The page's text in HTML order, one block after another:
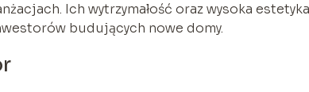
Ich wytrzymałość oraz wysoka estetyka
budujących nowe domy.